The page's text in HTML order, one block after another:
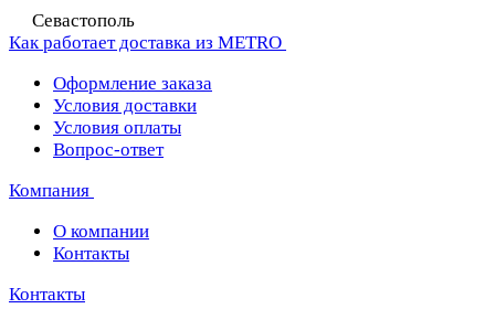
Севастополь
Как работает доставка из METRO
Оформление заказа
Условия доставки
Условия оплаты
Вопрос-ответ
Компания
О компании
Контакты
Контакты